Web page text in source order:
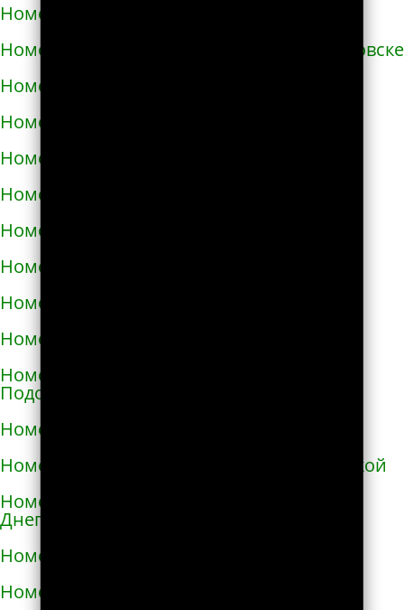
Номера телефонов такси в Иванкове
Номера телефонов такси в Ивано-Франковске
Номера телефонов такси в Измаиле
Номера телефонов такси в Изюме
Номера телефонов такси в Изяславе
Номера телефонов такси в Ильинцах
Номера телефонов такси в Ирпене
Номера телефонов такси в Казатине
Номера телефонов такси в Калиновке
Номера телефонов такси в Калуше
Номера телефонов такси в Каменце-
Подольском
Номера телефонов такси в Каменке
Номера телефонов такси в Каменке-Бугской
Номера телефонов такси в Каменке-
Днепровской
Номера телефонов такси в Каменском
Номера телефонов такси в Каневе